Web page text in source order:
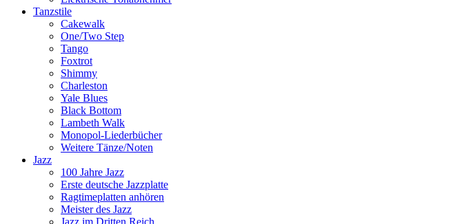
Tanzstile
Cakewalk
One/Two Step
Tango
Foxtrot
Shimmy
Charleston
Yale Blues
Black Bottom
Lambeth Walk
Monopol-Liederbücher
Weitere Tänze/Noten
Jazz
100 Jahre Jazz
Erste deutsche Jazzplatte
Ragtimeplatten anhören
Meister des Jazz
Jazz im Dritten Reich